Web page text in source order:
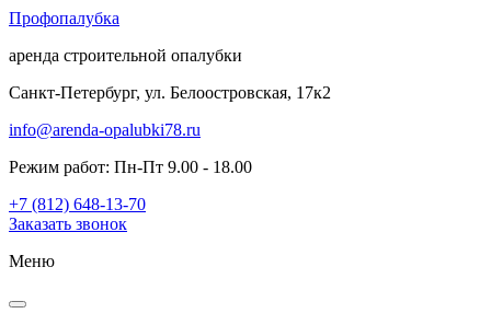
Профопалубка
аренда строительной опалубки
Санкт-Петербург, ул. Белоостровская, 17к2
info@arenda-opalubki78.ru
Режим работ: Пн-Пт 9.00 - 18.00
+7 (812) 648-13-70
Заказать звонок
Меню